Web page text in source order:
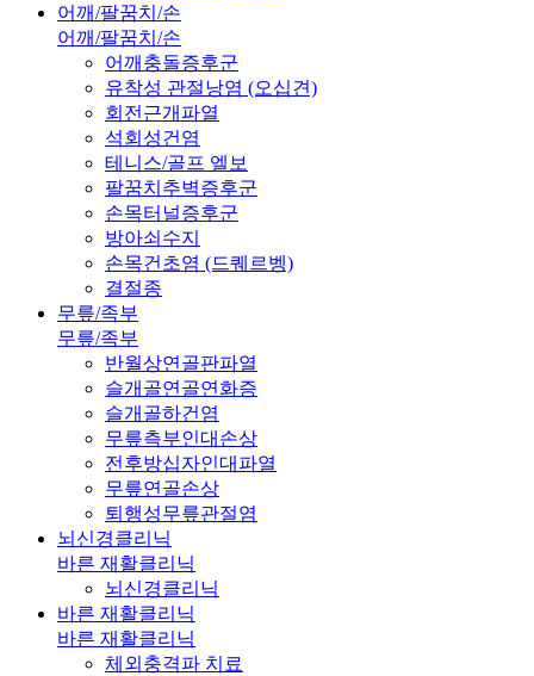
어깨/팔꿈치/손
어깨/팔꿈치/손
어깨충돌증후군
유착성 관절낭염 (오십견)
회전근개파열
석회성건염
테니스/골프 엘보
팔꿈치추벽증후군
손목터널증후군
방아쇠수지
손목건초염 (드퀘르벵)
결절종
무릎/족부
무릎/족부
반월상연골판파열
슬개골연골연화증
슬개골하건염
무릎측부인대손상
전후방십자인대파열
무릎연골손상
퇴행성무릎관절염
뇌신경클리닉
바른 재활클리닉
뇌신경클리닉
바른 재활클리닉
바른 재활클리닉
체외충격파 치료